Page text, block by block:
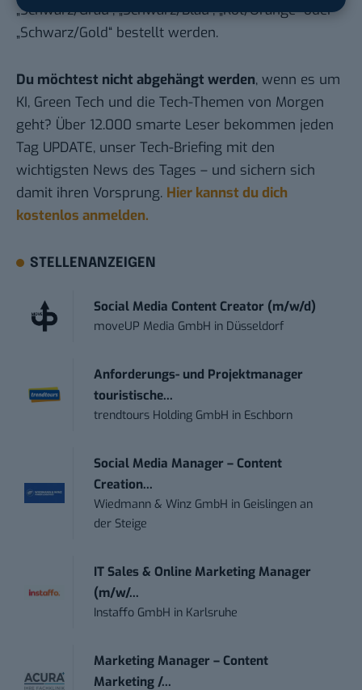
„Schwarz/Grau“, „Schwarz/Blau“, „Rot/Orange“ oder
„Schwarz/Gold“ bestellt werden.
Du möchtest nicht abgehängt werden, wenn es um
KI, Green Tech und die Tech-Themen von Morgen
geht? Über 12.000 smarte Leser bekommen jeden
Tag UPDATE, unser Tech-Briefing mit den
wichtigsten News des Tages – und sichern sich
damit ihren Vorsprung. Hier kannst du dich
kostenlos anmelden.
STELLENANZEIGEN
Social Media Content Creator (m/w/d)
moveUP Media GmbH in Düsseldorf
Anforderungs- und Projektmanager
touristische...
trendtours Holding GmbH in Eschborn
Social Media Manager – Content
Creation...
Wiedmann & Winz GmbH in Geislingen an
der Steige
IT Sales & Online Marketing Manager
(m/w/...
Instaffo GmbH in Karlsruhe
Marketing Manager – Content
Marketing /...